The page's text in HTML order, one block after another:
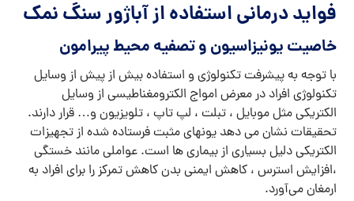
فواید درمانی استفاده ازآباژور سنگ نمک
خاصیت یونیزاسیون و تصفیه محیط پیرامون
با توجه به پیشرفت تکنولوژی و استفاده بیش از پیش از وسایل
تکنولوژی افراد در معرض امواج الکترومغناطیسی از وسایل
الکتریکی مثل موبایل ، تبلت ، لپ تاپ ، تلویزیون و… قرار دارند.
تحقیقات نشان می دهد یونهای مثبت فرستاده شده از تجهیزات
الکتریکی دلیل بسیاری از بیماری ها است. عواملی مانند خستگی
،افزایش استرس ، کاهش ایمنی بدن کاهش تمرکز را برای افراد به
ارمغان می‌آورد.